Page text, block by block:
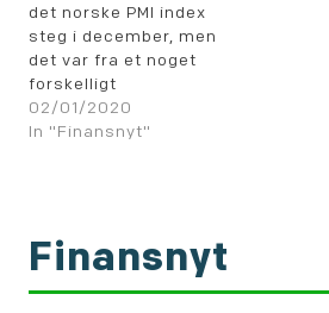
det norske PMI index
steg i december, men
det var fra et noget
forskelligt
udgangspunkt. Det
svenske PMI index steg
Derimod steg det
norske PMI index til
55,45 (den gule linie)…
02/01/2020
In "Finansnyt"
Finansnyt